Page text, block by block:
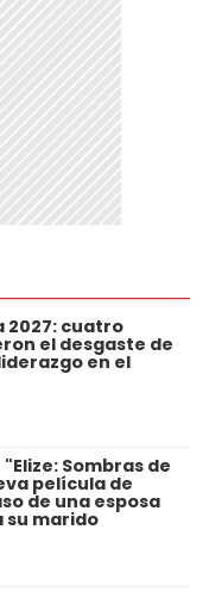
2027: cuatro
el desgaste de
en el
Sombras de
película de
de una esposa
su marido